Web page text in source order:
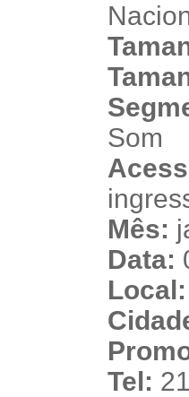
Som
Mês:
Data:
Local:
Tel: